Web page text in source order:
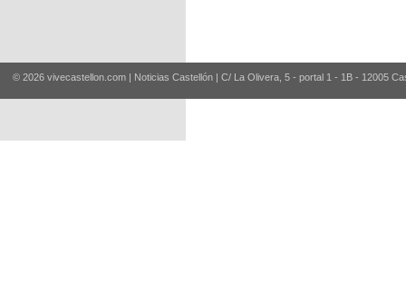
© 2026 vivecastellon.com | Noticias Castellón | C/ La Olivera, 5 - portal 1 - 1B - 12005